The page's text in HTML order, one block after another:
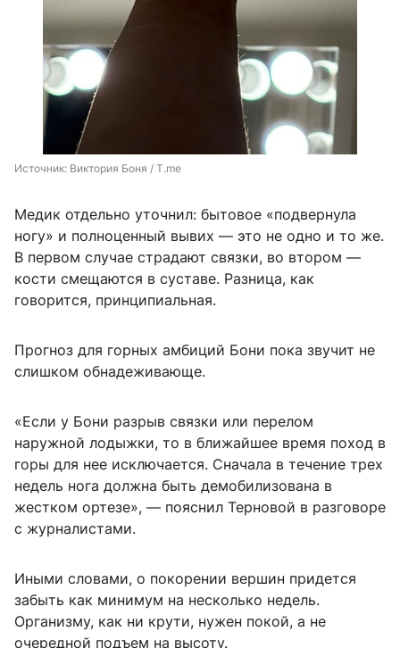
Источник: Виктория Боня / T.me
Медик отдельно уточнил: бытовое «подвернула
ногу» и полноценный вывих — это не одно и то же.
В первом случае страдают связки, во втором —
кости смещаются в суставе. Разница, как
говорится, принципиальная.
Прогноз для горных амбиций Бони пока звучит не
слишком обнадеживающе.
«Если у Бони разрыв связки или перелом
наружной лодыжки, то в ближайшее время поход в
горы для нее исключается. Сначала в течение трех
недель нога должна быть демобилизована в
жестком ортезе», — пояснил Терновой в разговоре
с журналистами.
Иными словами, о покорении вершин придется
забыть как минимум на несколько недель.
Организму, как ни крути, нужен покой, а не
очередной подъем на высоту.